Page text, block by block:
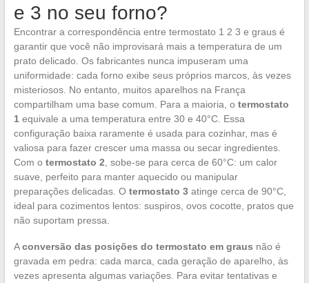
e 3 no seu forno?
Encontrar a correspondência entre termostato 1 2 3 e graus é
garantir que você não improvisará mais a temperatura de um
prato delicado. Os fabricantes nunca impuseram uma
uniformidade: cada forno exibe seus próprios marcos, às vezes
misteriosos. No entanto, muitos aparelhos na França
compartilham uma base comum. Para a maioria, o termostato
1 equivale a uma temperatura entre 30 e 40°C. Essa
configuração baixa raramente é usada para cozinhar, mas é
valiosa para fazer crescer uma massa ou secar ingredientes.
Com o termostato 2 , sobe-se para cerca de 60°C: um calor
suave, perfeito para manter aquecido ou manipular
preparações delicadas. O termostato 3atinge cerca de 90°C,
ideal para cozimentos lentos: suspiros, ovos cocotte, pratos que
não suportam pressa.
Aconversão das posições do termostato em graus não é
gravada em pedra: cada marca, cada geração de aparelho, às
vezes apresenta algumas variações. Para evitar tentativas e